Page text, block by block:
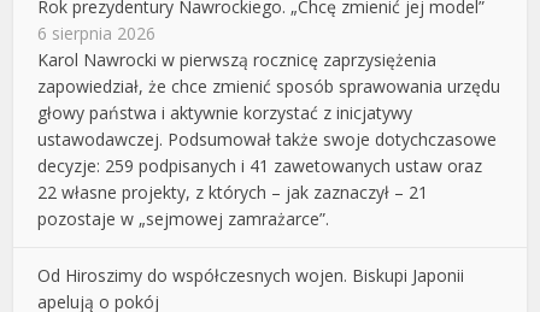
Rok prezydentury Nawrockiego. „Chcę zmienić jej model”
6 sierpnia 2026
Karol Nawrocki w pierwszą rocznicę zaprzysiężenia
zapowiedział, że chce zmienić sposób sprawowania urzędu
głowy państwa i aktywnie korzystać z inicjatywy
ustawodawczej. Podsumował także swoje dotychczasowe
decyzje: 259 podpisanych i 41 zawetowanych ustaw oraz
22 własne projekty, z których – jak zaznaczył – 21
pozostaje w „sejmowej zamrażarce”.
Od Hiroszimy do współczesnych wojen. Biskupi Japonii
apelują o pokój